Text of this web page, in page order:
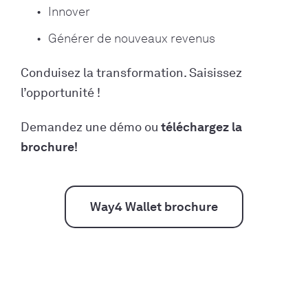
Innover
Générer de nouveaux revenus
Conduisez la transformation. Saisissez
l’opportunité !
Demandez une démo ou téléchargez la
brochure!
Way4 Wallet brochure